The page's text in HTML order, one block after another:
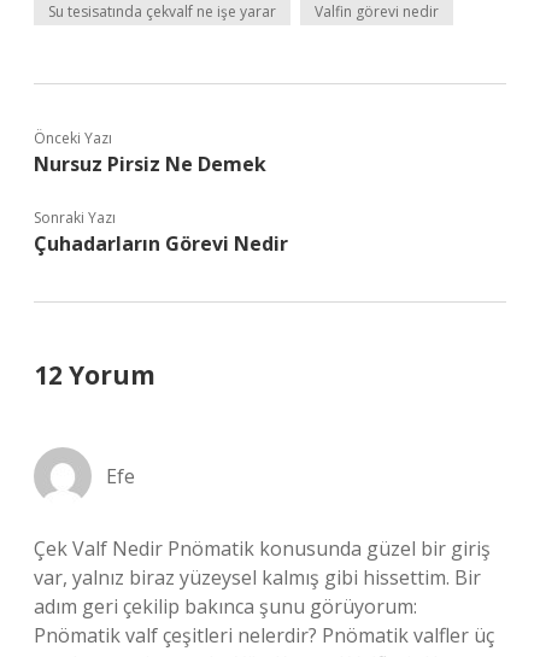
Su tesisatında çekvalf ne işe yarar Valfin görevi nedir
Önceki Yazı
Nursuz Pirsiz Ne Demek
Sonraki Yazı
Çuhadarların Görevi Nedir
12 Yorum
Efe
Çek Valf Nedir Pnömatik konusunda güzel bir giriş
var, yalnız biraz yüzeysel kalmış gibi hissettim. Bir
adım geri çekilip bakınca şunu görüyorum:
Pnömatik valf çeşitleri nelerdir? Pnömatik valfler üç